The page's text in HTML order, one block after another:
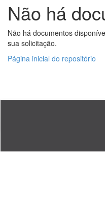
Não há
Não há documentos
sua solicitação.
Página inicial do repositório